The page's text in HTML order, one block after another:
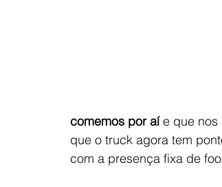
comemos por aí e que nos
que o truck agora tem
com a presença fixa de